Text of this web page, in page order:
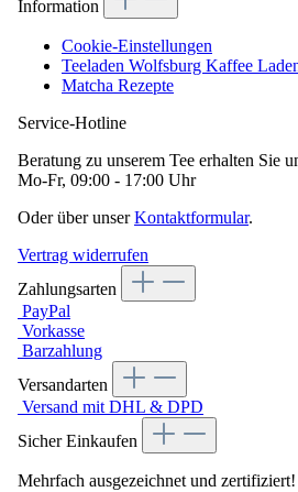
Information
Cookie-Einstellungen
Teeladen Wolfsburg Kaffee
Matcha Rezepte
Service-Hotline
Beratung zu unserem Tee erhalten Sie
Mo-Fr, 09:00 - 17:00 Uhr
Oder über unserKontaktformular.
Vertrag widerrufen
Zahlungsarten
PayPal
Vorkasse
Barzahlung
Versandarten
Versand mit DHL & DPD
Sicher Einkaufen
Mehrfach ausgezeichnet und zertifiziert!